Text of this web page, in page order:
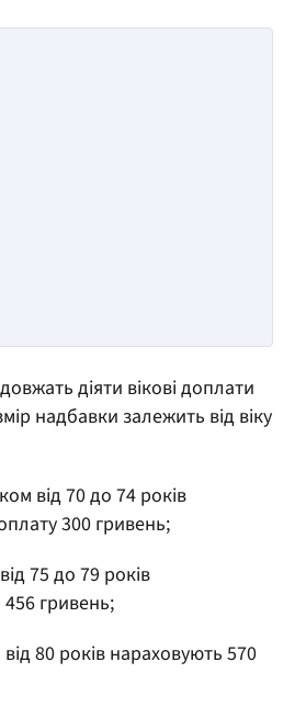
діяти вікові доплати
надбавки залежить від віку
від 70 до 74 років
300 гривень;
75 до 79 років
гривень;
80 років нараховують 570